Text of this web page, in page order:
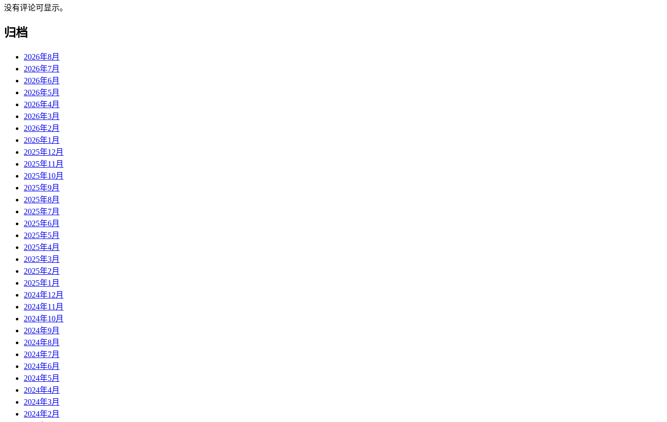
没有评论可显示。
归档
2026年8月
2026年7月
2026年6月
2026年5月
2026年4月
2026年3月
2026年2月
2026年1月
2025年12月
2025年11月
2025年10月
2025年9月
2025年8月
2025年7月
2025年6月
2025年5月
2025年4月
2025年3月
2025年2月
2025年1月
2024年12月
2024年11月
2024年10月
2024年9月
2024年8月
2024年7月
2024年6月
2024年5月
2024年4月
2024年3月
2024年2月